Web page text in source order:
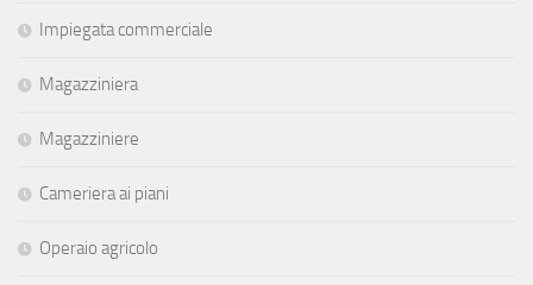
Impiegata commerciale
Magazziniera
Magazziniere
Cameriera ai piani
Operaio agricolo